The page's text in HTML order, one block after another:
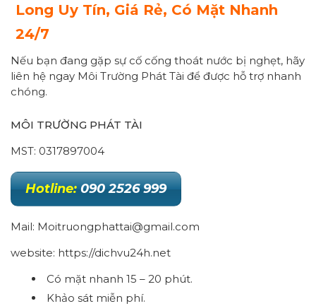
Long Uy Tín, Giá Rẻ, Có Mặt Nhanh
24/7
Nếu bạn đang gặp sự cố cống thoát nước bị nghẹt, hãy
liên hệ ngay Môi Trường Phát Tài để được hỗ trợ nhanh
chóng.
MÔI TRƯỜNG PHÁT TÀI
MST: 0317897004
Hotline: 090 2526 999
Mail: Moitruongphattai@gmail.com
website: https://dichvu24h.net
Có mặt nhanh 15 – 20 phút.
Khảo sát miễn phí.